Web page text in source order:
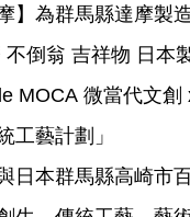
】為群馬縣達摩製
不倒翁 吉祥物 日本
MOCA 微當代文創
工藝計劃」
日本群馬縣高崎市